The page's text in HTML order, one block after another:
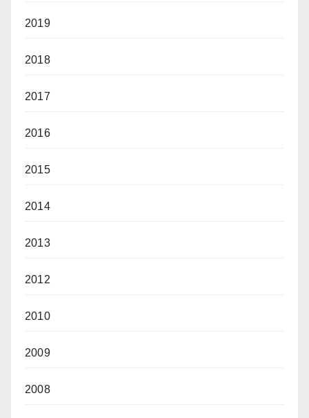
2019
2018
2017
2016
2015
2014
2013
2012
2010
2009
2008